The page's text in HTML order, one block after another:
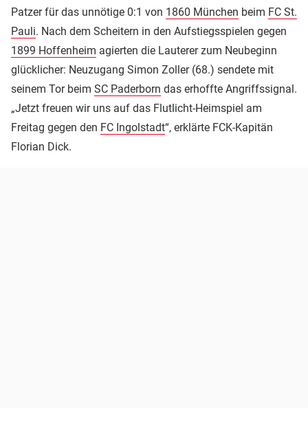
Patzer für das unnötige 0:1 von 1860 München beim FC St.
Pauli. Nach dem Scheitern in den Aufstiegsspielen gegen
1899 Hoffenheim agierten die Lauterer zum Neubeginn
glücklicher: Neuzugang Simon Zoller (68.) sendete mit
seinem Tor beim SC Paderborn das erhoffte Angriffssignal.
„Jetzt freuen wir uns auf das Flutlicht-Heimspiel am
Freitag gegen den FC Ingolstadt“, erklärte FCK-Kapitän
Florian Dick.